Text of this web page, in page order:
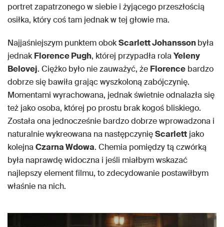
portret zapatrzonego w siebie i żyjącego przeszłością
osiłka, który coś tam jednak w tej głowie ma.
Najjaśniejszym punktem obokScarlett Johanssonbyła
jednakFlorence Pugh, której przypadła rolaYeleny
Belovej. Ciężko było nie zauważyć, że Florence bardzo
dobrze się bawiła grając wyszkoloną zabójczynię.
Momentami wyrachowana, jednak świetnie odnalazła się
też jako osoba, której po prostu brak kogoś bliskiego.
Została ona jednocześnie bardzo dobrze wprowadzona i
naturalnie wykreowana na następczynięScarlett jako
kolejnaCzarna Wdowa. Chemia pomiędzy tą czwórką
była naprawdę widoczna i jeśli miałbym wskazać
najlepszy element filmu, to zdecydowanie postawiłbym
właśnie na nich.